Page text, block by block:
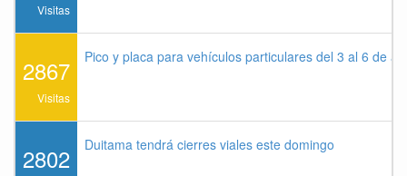
Visitas
2867
Visitas
Pico y placa para vehículos particulares del 3 al 6 de
2802 Duitama tendrá cierres viales este domingo